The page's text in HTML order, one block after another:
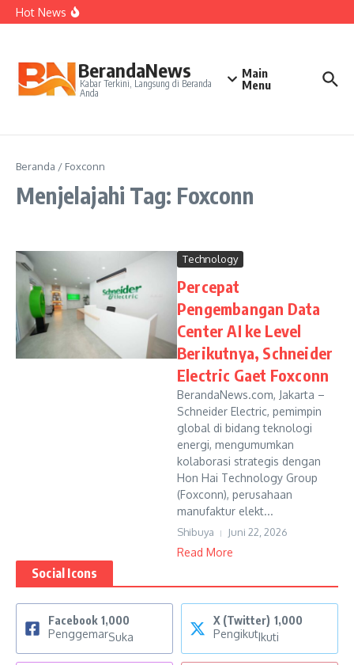
Lewati ke konten
Hot News
Games 2026
BerandaNews
Kabar Terkini, Langsung di Beranda
Anda
Main
Menu
Beranda / Foxconn
Menjelajahi Tag: Foxconn
Technology
Percepat
Pengembangan Data
Center AI ke Level
Berikutnya, Schneider
Electric Gaet Foxconn
BerandaNews.com, Jakarta –
Schneider Electric, pemimpin
global di bidang teknologi
energi, mengumumkan
kolaborasi strategis dengan
Hon Hai Technology Group
(Foxconn), perusahaan
manufaktur elekt...
Shibuya Juni 22, 2026
Read More
Social Icons
Facebook 1,000
PenggemarSuka
X (Twitter) 1,000
PengikutIkuti